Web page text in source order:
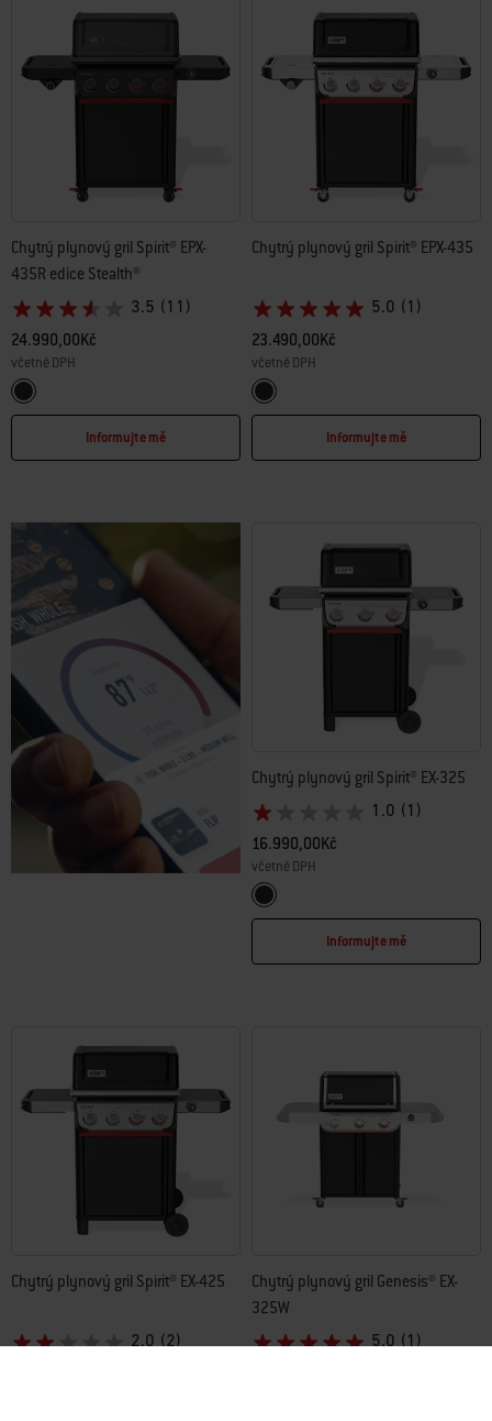
Chytrý plynový gril Spirit® EPX-
435R edice Stealth®
3.5 (11)
24.990,00Kč
včetně DPH
Color Options
Black
Informujte mě
Chytrý plynový gril Spirit® EPX-435
5.0 (1)
23.490,00Kč
včetně DPH
Color Options
Black
Informujte mě
Chytrý plynový gril Spirit® EX-325
1.0 (1)
16.990,00Kč
včetně DPH
Color Options
Black
Informujte mě
Chytrý plynový gril Spirit® EX-425
2.0 (2)
Chytrý plynový gril Genesis® EX-
325W
5.0 (1)